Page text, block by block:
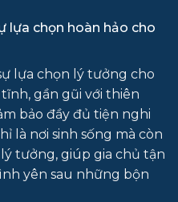
lựa chọn hoàn hảo cho
lựa chọn lý tưởng cho
gần gũi với thiên
bảo đầy đủ tiện nghi
là nơi sinh sống mà còn
tưởng, giúp gia chủ tận
yên sau những bộn